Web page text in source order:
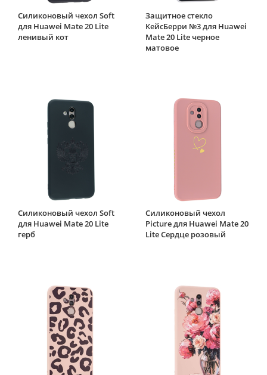
Силиконовый чехол Soft
для Huawei Mate 20 Lite
ленивый кот
Защитное стекло
КейсБерри №3 для Huawei
Mate 20 Lite черное
матовое
Силиконовый чехол Soft
для Huawei Mate 20 Lite
герб
Силиконовый чехол
Picture для Huawei Mate 20
Lite Сердце розовый